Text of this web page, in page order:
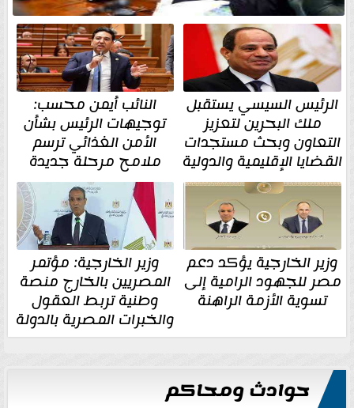
الرئيس السيسي يستقبل
ملك البحرين لتعزيز
التعاون وبحث مستجدات
القضايا الإقليمية والدولية
النائب أيمن محسب:
توجيهات الرئيس بشأن
الأمن الغذائي ترسم
ملامح مرحلة جديدة
وزير الخارجية يؤكد دعم
مصر للجهود الرامية إلى
تسوية الأزمة الراهنة
وزير الخارجية: مؤتمر
المصريين بالخارج منصة
وطنية تربط العقول
والخبرات المصرية بالدولة
حوادث ومحاكم